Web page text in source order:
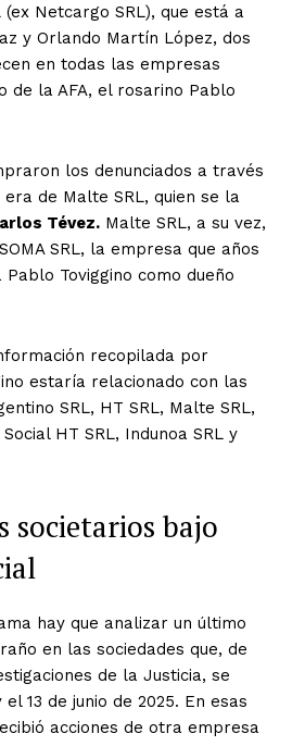
(ex Netcargo SRL), que está a
y Orlando Martín López, dos
en todas las empresas
de la AFA, el rosarino Pablo
los denunciados a través
de Malte SRL, quien se la
Tévez. Malte SRL, a su vez,
SRL, la empresa que años
Toviggino como dueño
recopilada por
estaría relacionado con las
SRL, HT SRL, Malte SRL,
Social HT SRL, Indunoa SRL y
societarios bajo
hay que analizar un último
en las sociedades que, de
de la Justicia, se
13 de junio de 2025. En esas
acciones de otra empresa